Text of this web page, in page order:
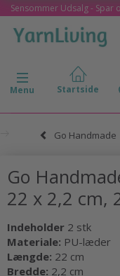
Sensommer Udsalg - Spar
Skifte navigation
Menu
Go Handmade
Go
22 x 2,2 cm,
Indeholder 2 stk
Materiale: PU-læder
Længde: 22 cm
Bredde: 2,2 cm